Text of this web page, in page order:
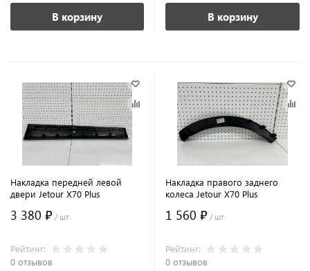
В корзину В корзину
Накладка передней левой
двери Jetour X70 Plus
3 380 ₽ / шт
Рейтинг:
0 отзывов
Накладка правого заднего
колеса Jetour X70 Plus
1 560 ₽ / шт
Рейтинг:
0 отзывов